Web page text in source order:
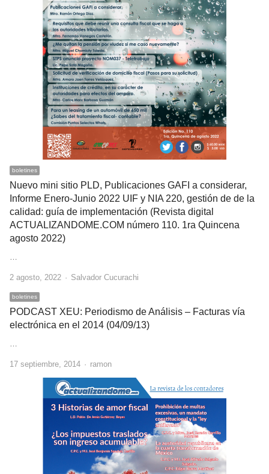
boletines
Nuevo mini sitio PLD, Publicaciones GAFI a considerar,
Informe Enero-Junio 2022 UIF y NIA 220, gestión de de la
calidad: guía de implementación (Revista digital
ACTUALIZANDOME.COM número 110. 1ra Quincena
agosto 2022)
2 agosto, 2022 Author
Salvador Cucurachi
boletines
PODCAST XEU: Periodismo de Análisis – Facturas vía
electrónica en el 2014 (04/09/13)
17 septiembre, 2014 Author
ramon